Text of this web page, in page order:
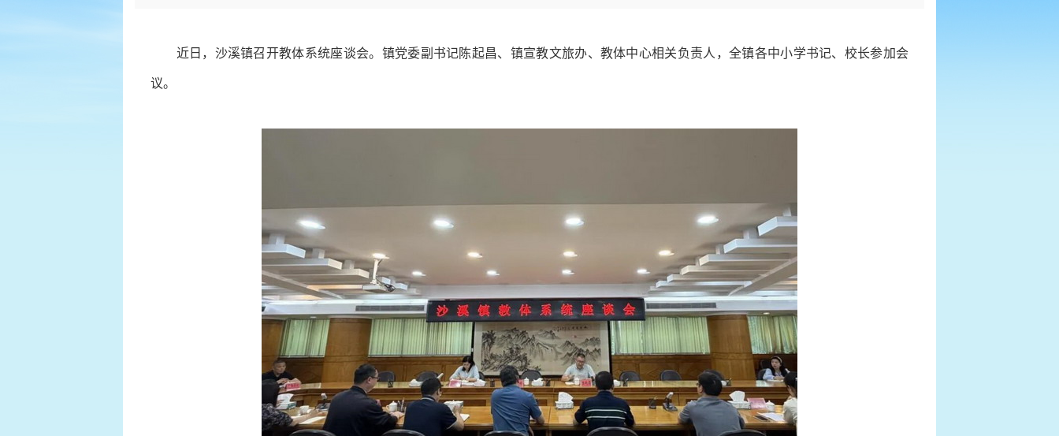
近日，沙溪镇召开教体系统座谈会。镇党委副书记陈起昌、镇宣教文旅办、教体中心相关负责人，全镇各中小学书记、校长参加会
议。